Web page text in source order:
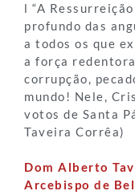
l “A
profundo das
a todos os que
a força
corrupção,
mundo! Nele,
votos de Santa
Taveira Corrêa)
Dom Alberto
Arcebispo de